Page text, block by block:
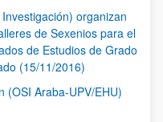
organizan
de Sexenios para el
de Estudios de Grado
(15/11/2016)
(OSI Araba-UPV/EHU)